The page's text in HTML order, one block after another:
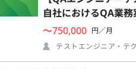
自社におけるQA業務
〜750,000 円／月
テストエンジニア・テ